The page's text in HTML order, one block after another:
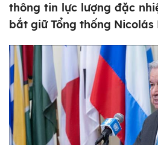
thông tin lực lượng đặc
bắt giữ Tổng thống Nicolás